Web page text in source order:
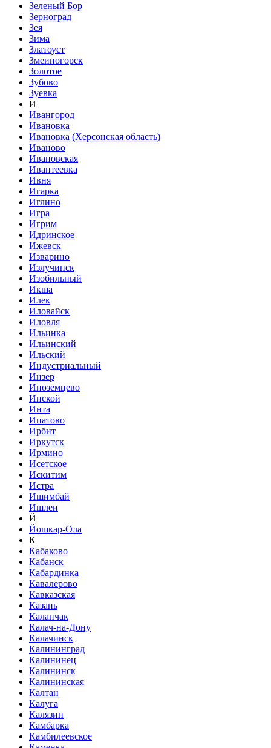
Зеленый Бор
Зерноград
Зея
Зима
Златоуст
Змеиногорск
Золотое
Зубово
Зуевка
И
Ивангород
Ивановка
Ивановка (Херсонская область)
Иваново
Ивановская
Ивантеевка
Ивня
Игарка
Иглино
Игра
Игрим
Идринское
Ижевск
Изварино
Излучинск
Изобильный
Икша
Илек
Иловайск
Иловля
Ильинка
Ильинский
Ильский
Индустриальный
Инзер
Иноземцево
Инской
Инта
Ипатово
Ирбит
Иркутск
Ирмино
Исетское
Искитим
Истра
Ишимбай
Ишлеи
Й
Йошкар-Ола
К
Кабаково
Кабанск
Кабардинка
Кавалерово
Кавказская
Казань
Каланчак
Калач-на-Дону
Калачинск
Калининград
Калининец
Калининск
Калининская
Калтан
Калуга
Калязин
Камбарка
Камбилеевское